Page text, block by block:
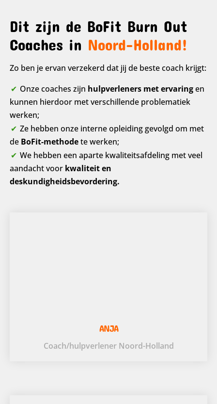
Dit zijn de BoFit Burn Out
Coaches in Noord-Holland!
Zo ben je ervan verzekerd dat jij de beste coach krijgt:
Onze coaches zijn hulpverleners met ervaringen
kunnen hierdoor met verschillende problematiek
werken;
Ze hebben onze interne opleiding gevolgd om met
de BoFit-methodete werken;
We hebben een aparte kwaliteitsafdeling met veel
aandacht voor kwaliteit en
deskundigheidsbevordering.
ANJA
Coach/hulpverlener Noord-Holland